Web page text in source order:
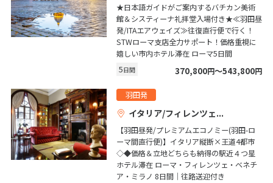
2027年6月 6月未定
2 3
5
9 11
12
13
14 15 16
20
21 22
27
28 29 30
7月未定
★日本語ガイドがご案内するバチカン美術
館＆システィーナ礼拝堂入場付き★≪羽田昼
発/ITAエアウェイズ≫往復直行便で行く！
STWローマ支店全力サポート！価格重視に
嬉しい市内ホテル滞在 ローマ5日間
5日間 370,800円〜543,800円
羽田発
イタリア/フィレンツェ
【羽田昼発/プレミアムエコノミー(羽田-ロ
ーマ間直行便)】イタリア縦断×王道4都市
◇◆価格＆立地どちらも納得の駅近４つ星
ホテル滞在 ローマ・フィレンツェ・ベネチ
ア・ミラノ 8日間｜往路送迎付き